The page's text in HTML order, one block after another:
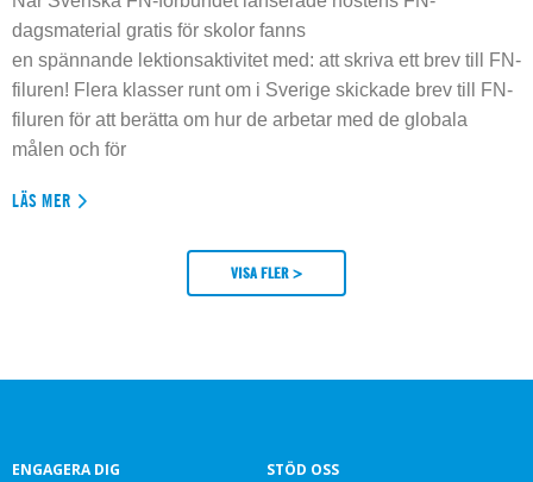
dagsmaterial gratis för skolor fanns
en spännande lektionsaktivitet med: att skriva ett brev till FN-
filuren! Flera klasser runt om i Sverige skickade brev till FN-
filuren för att berätta om hur de arbetar med de globala
målen och för
LÄS MER
VISA FLER >
ENGAGERA DIG STÖD OSS